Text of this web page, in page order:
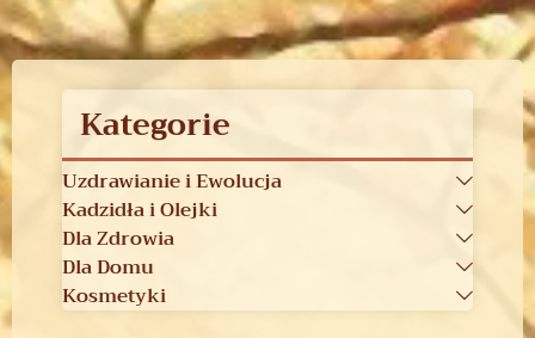
Kategorie
Uzdrawianie i Ewolucja
Kadzidła i Olejki
Dla Zdrowia
Dla Domu
Kosmetyki